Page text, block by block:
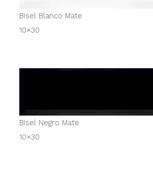
Bisel Blanco Mate
10×30
Bisel Negro Mate
10×30